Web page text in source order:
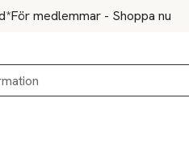
För medlemmar - Shoppa nu